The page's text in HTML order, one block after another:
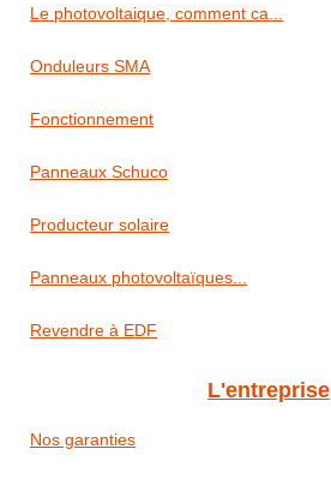
Le photovoltaique, comment ca...
Onduleurs SMA
Fonctionnement
Panneaux Schuco
Producteur solaire
Panneaux photovoltaïques...
Revendre à EDF
L'entreprise
Nos garanties